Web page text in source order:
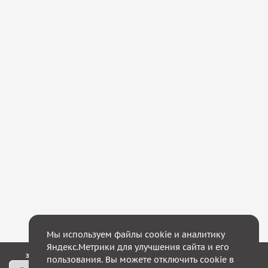
Закажите обратный звонок — в течение 10 минут мы с Вами свяжемся!
Мы используем файлы cookie и аналитику
Яндекс.Метрики для улучшения сайта и его
пользования. Вы можете отключить cookie в